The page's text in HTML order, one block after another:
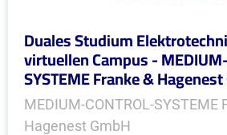
Duales Studium
virtuellen Campus -
SYSTEME Franke &
MEDIUM-CONTROL-SYSTEME
Hagenest GmbH